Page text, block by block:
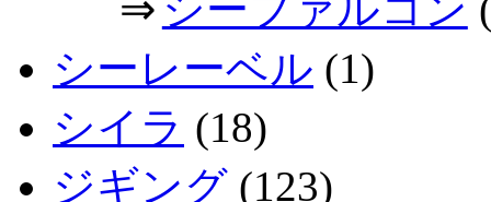
シーファルコン
シーレーベル (1)
シイラ (18)
ジギング (123)